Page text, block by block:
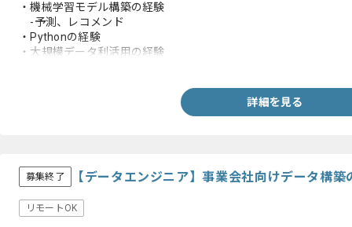
・機械学習モデル構築の経験
-予測、レコメンド
・Pythonの経験
・大規模データ利活用の経験
詳細を見る
募集終了 【データエンジニア】事業会社向けデータ構
リモートOK